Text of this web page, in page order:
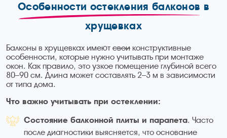
Особенности остекления балконов в
хрущевках
Балконы в хрущевках имеют свои конструктивные
особенности, которые нужно учитывать при монтаже
окон. Как правило, это узкое помещение глубиной всего
80–90 см. Длина может составлять 2–3 м в зависимости
от типа дома.
Что важно учитывать при остеклении:
Состояние балконной плиты и парапета. Часто
после диагностики выясняется, что основание